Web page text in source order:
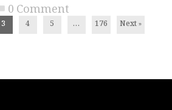
chat_bubble 0 Comment
3 4 5 … 176 Next »